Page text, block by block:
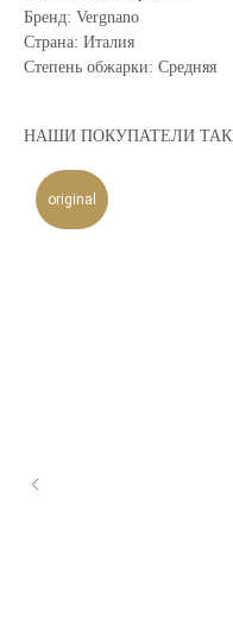
Бренд: Vergnano
Страна: Италия
Степень обжарки: Средняя
НАШИ ПОКУПАТЕЛИ
original